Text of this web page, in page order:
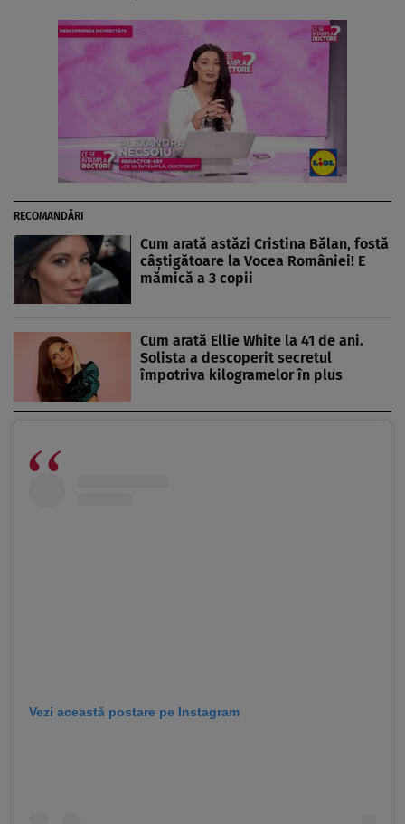
RECOMANDĂRI
Cum arată astăzi Cristina Bălan, fostă
câștigătoare la Vocea României! E
mămică a 3 copii
Cum arată Ellie White la 41 de ani.
Solista a descoperit secretul
împotriva kilogramelor în plus
Vezi această postare pe Instagram